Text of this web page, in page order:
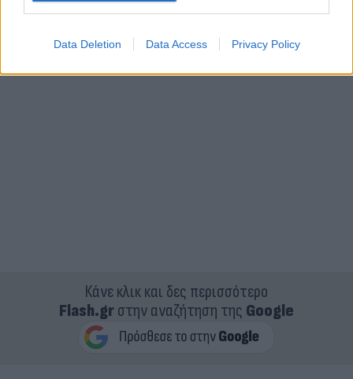
Data Deletion Data Access Privacy Policy
Δείτε το σχετικό ρεπορτάζ:
Κάνε κλικ και δες περισσότερο
Flash.grστην αναζήτηση της Google